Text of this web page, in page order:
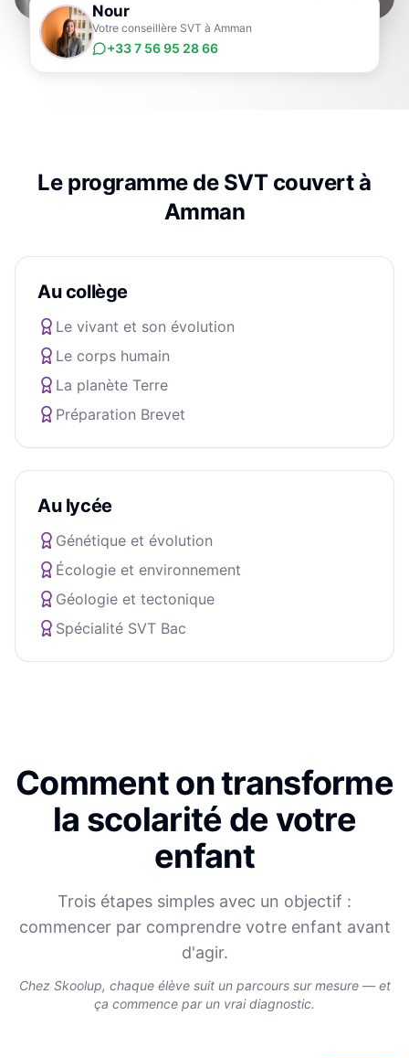
Nour
Votre conseillère SVT à Amman
+33 7 56 95 28 66
Le programme de SVTcouvert à
Amman
Au collège
Le vivant et son évolution
Le corps humain
La planète Terre
Préparation Brevet
Au lycée
Génétique et évolution
Écologie et environnement
Géologie et tectonique
Spécialité SVT Bac
Comment on transforme
la scolarité de votre
enfant
Trois étapes simples avec un objectif :
commencer par comprendre votre enfant avant
d'agir.
Chez Skoolup, chaque élève suit un parcours sur mesure — et
ça commence par un vrai diagnostic.